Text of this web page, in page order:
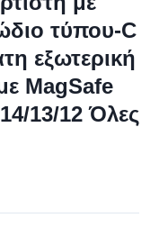
τύπου-C
εξωτερική
MagSafe
13/12 Όλες